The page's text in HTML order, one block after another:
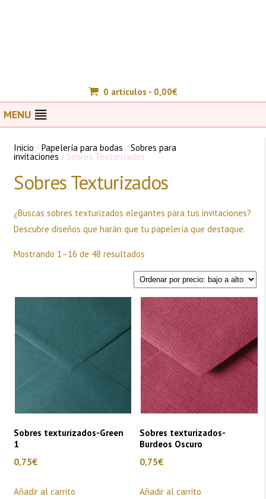
0 articulos - 0,00€
MENU
Inicio /Papelería para bodas /Sobres para
invitaciones / Sobres Texturizados
Sobres Texturizados
¿Buscas sobres texturizados elegantes para tus invitaciones?
Descubre diseños que harán que tu papelería que destaque.
Mostrando 1–16 de 48 resultados
por
precio:
bajo
a
alto
Sobres texturizados-Green
1
0,75€
Añadir al carrito
Sobres texturizados-
Burdeos Oscuro
0,75€
Añadir al carrito